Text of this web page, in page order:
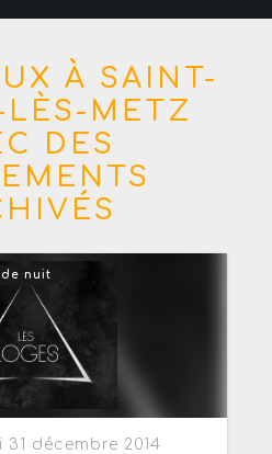
À SAINT-
METZ
DES
nuit
décembre 2014